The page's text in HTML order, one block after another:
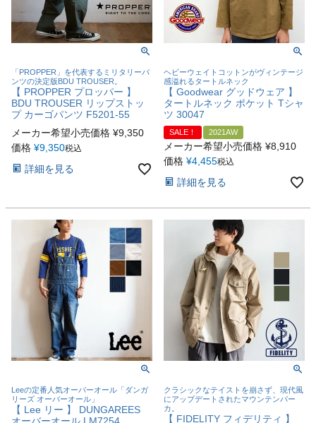
「PROPPER」を代表するミリタリーパ
ンツの決定版BDU TROUSER。
【 PROPPER プロッパー 】
BDU TROUSER リップストッ
プ カーゴパンツ F5201-55
メーカー希望小売価格 ¥9,350
価格 ¥9,350税込
詳細を見る
ヘビーウェイトコットンがヴィンテージ
感溢れるタートルネック
【 Goodwear グッドウェア 】
タートルネック ポケット Tシャ
ツ 30047
SALE！ 2021AW
メーカー希望小売価格 ¥8,910
価格 ¥4,455税込
詳細を見る
Leeの定番人気オーバーオール「ダンガ
リーズ オーバーオール」
【 Lee リー 】 DUNGAREES
クラシックなテイストを崩さず、現代風
にアップデートされたマウンテンパー
カ。
【 FIDELITY フィデリティ 】